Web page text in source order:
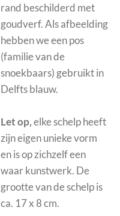
rand beschilderd met
goudverf. Als afbeelding
hebben we een pos
(familie van de
snoekbaars) gebruikt in
Delfts blauw.
Let op,elke schelp heeft
zijn eigen unieke vorm
en is op zichzelf een
waar kunstwerk. De
grootte van de schelp is
ca. 17 x 8 cm.